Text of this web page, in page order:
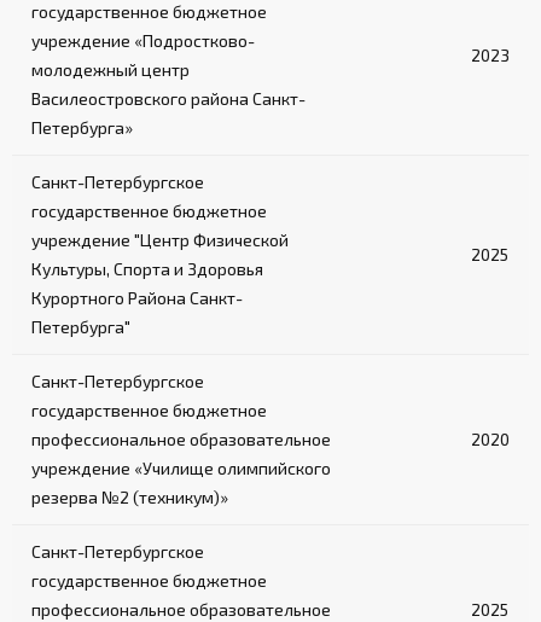
государственное бюджетное
учреждение «Подростково-
молодежный центр
Василеостровского района Санкт-
Петербурга»
2023
Санкт-Петербургское
государственное бюджетное
учреждение "Центр Физической
Культуры, Спорта и Здоровья
Курортного Района Санкт-
Петербурга"
2025
Санкт-Петербургское
государственное бюджетное
профессиональное образовательное
учреждение «Училище олимпийского
резерва №2 (техникум)»
2020
Санкт-Петербургское
государственное бюджетное
профессиональное образовательное
2025